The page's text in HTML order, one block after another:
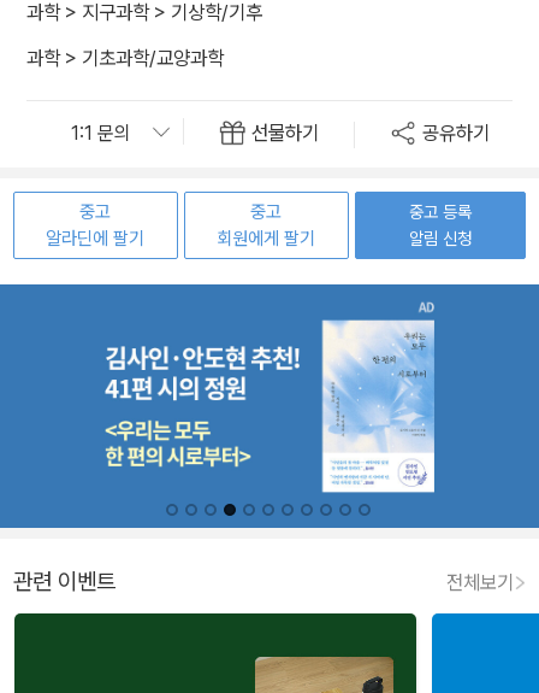
과학> 지구과학> 기상학/기후
과학> 기초과학/교양과학
선물하기 공유하기
중고
알라딘에 팔기
중고
회원에게 팔기
중고 등록
알림 신청
관련 이벤트 전체보기